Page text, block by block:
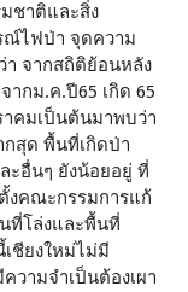
ชาติและสิ่ง
ณ์ไฟป่า จุดความ
า จากสถิติย้อนหลัง
กม.ค.ปี65 เกิด 65
คมเป็นต้นมาพบว่า
กสุด พื้นที่เกิดป่า
ะอื่นๆ ยังน้อยอยู่ ที่
งคณะกรรมการแก้
ที่โล่งและพื้นที่
ชียงใหม่ไม่มี
วามจำเป็นต้องเผา